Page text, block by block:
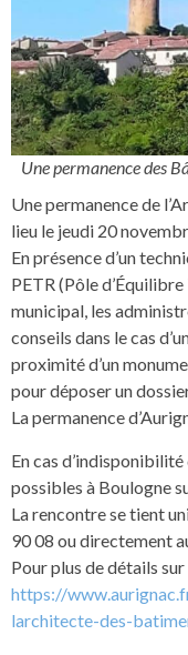
Une permanence des
Une permanence de
lieu le jeudi 20
En présence d’un
PETR (Pôle
municipal, les
conseils dans le cas
proximité d’un
pour déposer un
La permanence
En cas
possibles à Boulogne
La rencontre se tient
90 08 ou directement
Pour plus de détails
https://
larchitecte-des-